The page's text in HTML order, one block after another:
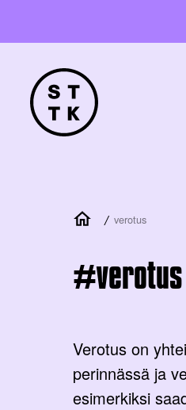
/ verotus
verotus
Verotus on
perinnässä ja
esimerkiksi